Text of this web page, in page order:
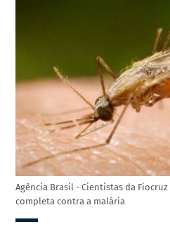
Agência Brasil - Cientistas da
completa contra a malária